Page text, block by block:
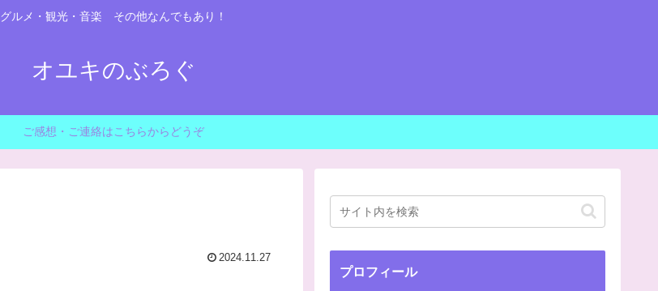
グルメ・観光・音楽 その他なんでもあり！
オユキのぶろぐ
ご感想・ご連絡はこちらからどうぞ
2024.11.27
プロフィール